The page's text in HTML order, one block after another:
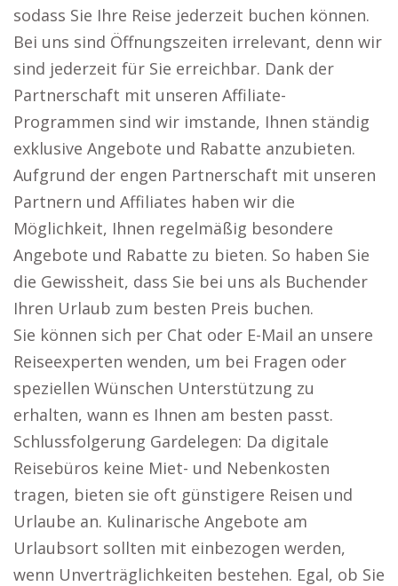
sodass Sie Ihre Reise jederzeit buchen können.
Bei uns sind Öffnungszeiten irrelevant, denn wir
sind jederzeit für Sie erreichbar. Dank der
Partnerschaft mit unseren Affiliate-
Programmen sind wir imstande, Ihnen ständig
exklusive Angebote und Rabatte anzubieten.
Aufgrund der engen Partnerschaft mit unseren
Partnern und Affiliates haben wir die
Möglichkeit, Ihnen regelmäßig besondere
Angebote und Rabatte zu bieten. So haben Sie
die Gewissheit, dass Sie bei uns als Buchender
Ihren Urlaub zum besten Preis buchen.
Sie können sich per Chat oder E-Mail an unsere
Reiseexperten wenden, um bei Fragen oder
speziellen Wünschen Unterstützung zu
erhalten, wann es Ihnen am besten passt.
Schlussfolgerung Gardelegen: Da digitale
Reisebüros keine Miet- und Nebenkosten
tragen, bieten sie oft günstigere Reisen und
Urlaube an. Kulinarische Angebote am
Urlaubsort sollten mit einbezogen werden,
wenn Unverträglichkeiten bestehen. Egal, ob Sie